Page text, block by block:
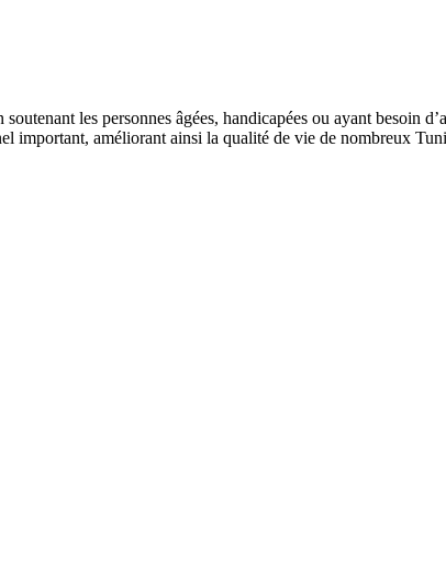
les personnes âgées, handicapées ou ayant besoin
important, améliorant ainsi la qualité de vie de nombreux